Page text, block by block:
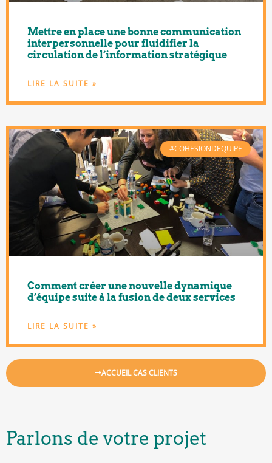
Mettre en place une bonne communication
interpersonnelle pour fluidifier la
circulation de l’information stratégique
LIRE LA SUITE »
#COHESIONDEQUIPE
Comment créer une nouvelle dynamique
d’équipe suite à la fusion de deux services
LIRE LA SUITE »
ACCUEIL CAS CLIENTS
Parlons de votre projet